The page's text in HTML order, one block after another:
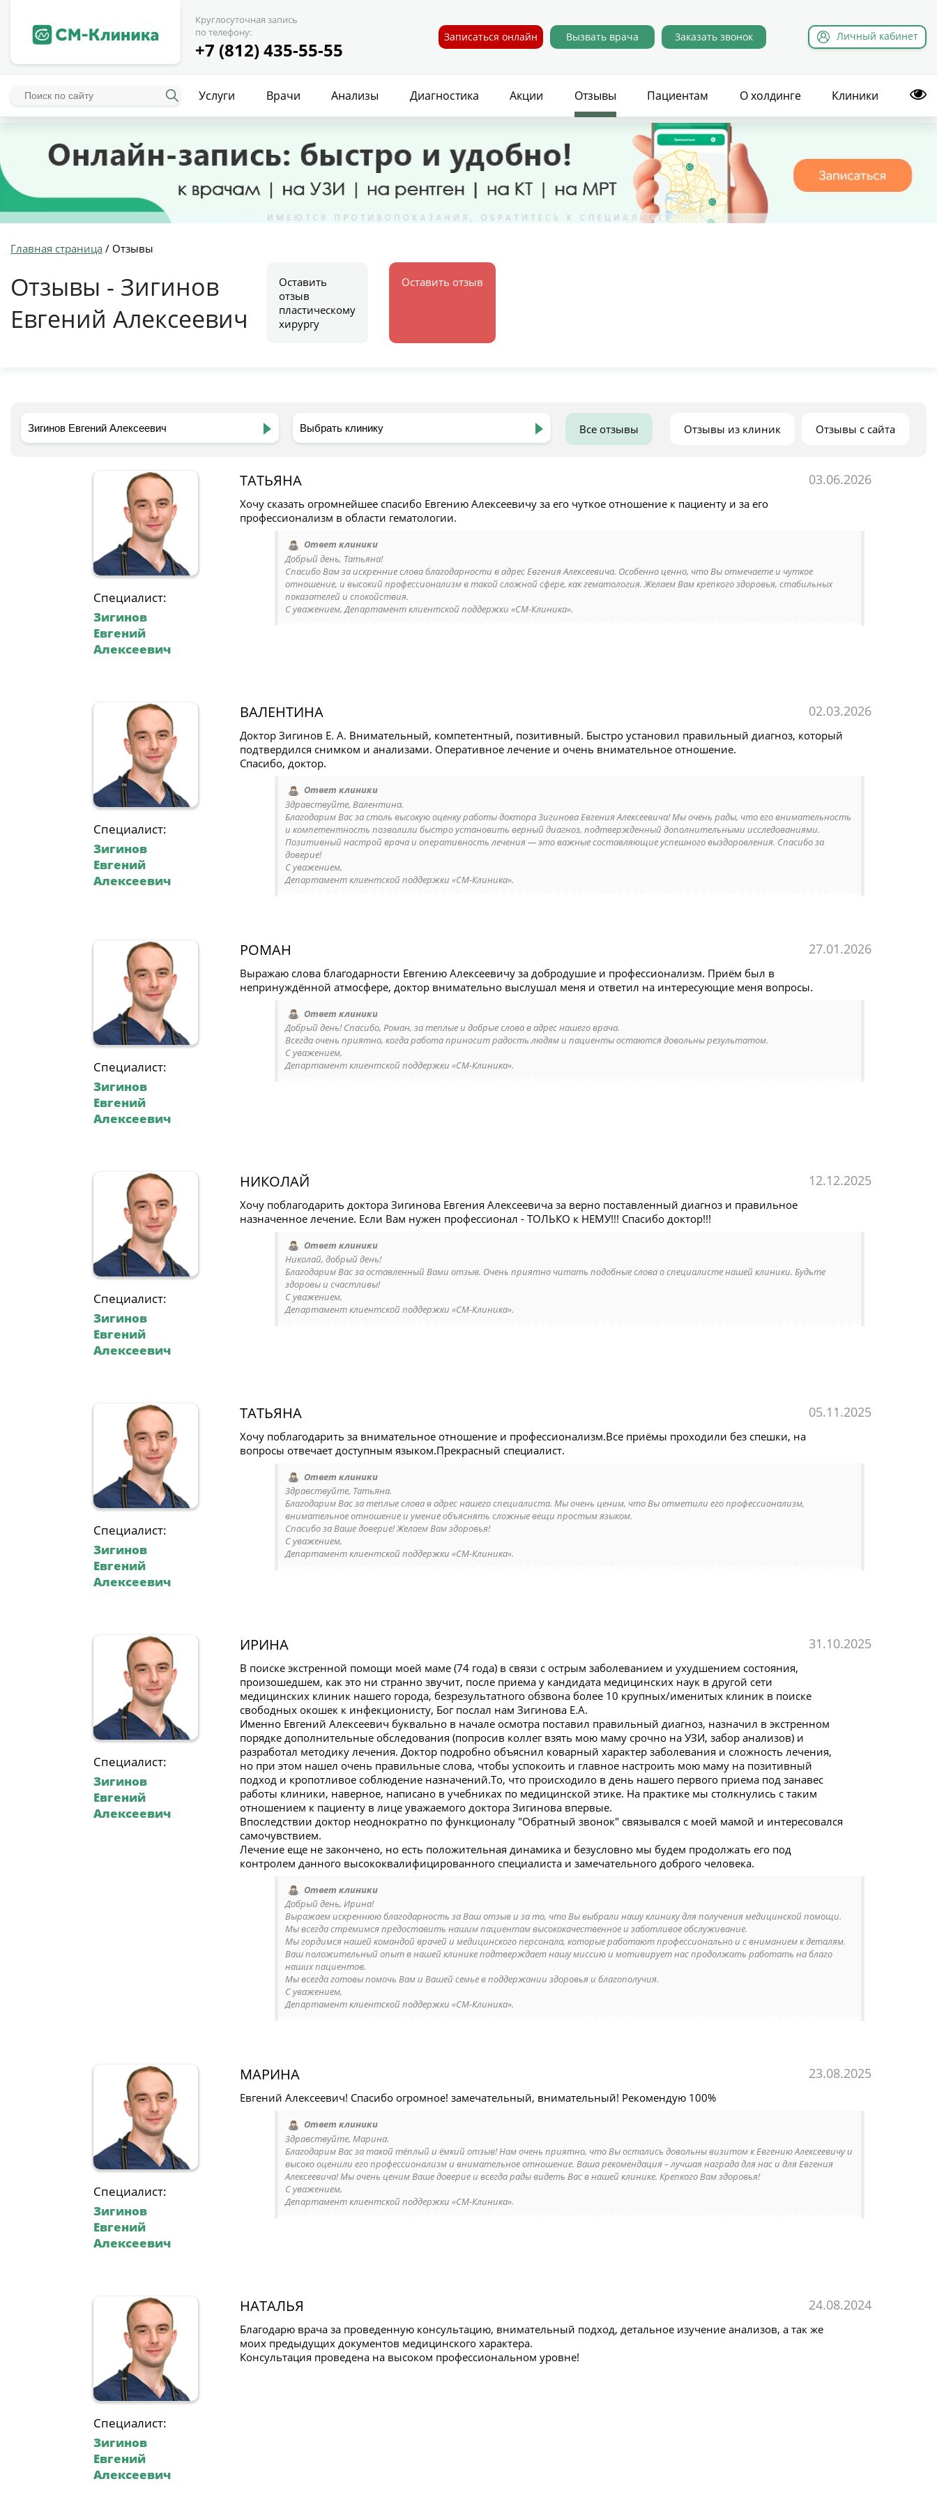
Круглосуточная запись
по телефону:
+7 (812) 435-55-55
Записаться онлайн Вызвать врача Заказать звонок Личный кабинет
Услуги Врачи Анализы Диагностика Акции Отзывы Пациентам О холдинге Клиники
Главная страница / Отзывы
Отзывы - Зигинов
Евгений Алексеевич
Оставить
отзыв
пластическому
хирургу
Оставить отзыв
Отзывы с сайта
Отзывы из клиник
Все отзывы
Специалист:
Зигинов
Евгений
Алексеевич
ТАТЬЯНА 03.06.2026
Хочу сказать огромнейшее спасибо Евгению Алексеевичу за его чуткое отношение к пациенту и за его
профессионализм в области гематологии.
Ответ клиники
Добрый день, Татьяна!
Спасибо Вам за искренние слова благодарности в адрес Евгения Алексеевича. Особенно ценно, что Вы отмечаете и чуткое
отношение, и высокий профессионализм в такой сложной сфере, как гематология. Желаем Вам крепкого здоровья, стабильных
показателей и спокойствия.
С уважением, Департамент клиентской поддержки «СМ-Клиника».
Специалист:
Зигинов
Евгений
Алексеевич
ВАЛЕНТИНА 02.03.2026
Доктор Зигинов Е. А. Внимательный, компетентный, позитивный. Быстро установил правильный диагноз, который
подтвердился снимком и анализами. Оперативное лечение и очень внимательное отношение.
Спасибо, доктор.
Ответ клиники
Здравствуйте, Валентина.
Благодарим Вас за столь высокую оценку работы доктора Зигинова Евгения Алексеевича! Мы очень рады, что его внимательность
и компетентность позволили быстро установить верный диагноз, подтвержденный дополнительными исследованиями.
Позитивный настрой врача и оперативность лечения — это важные составляющие успешного выздоровления. Спасибо за
доверие!
С уважением,
Департамент клиентской поддержки «СМ-Клиника».
Специалист:
Зигинов
Евгений
Алексеевич
РОМАН 27.01.2026
Выражаю слова благодарности Евгению Алексеевичу за добродушие и профессионализм. Приём был в
непринуждённой атмосфере, доктор внимательно выслушал меня и ответил на интересующие меня вопросы.
Ответ клиники
Добрый день! Спасибо, Роман, за теплые и добрые слова в адрес нашего врача.
Всегда очень приятно, когда работа приносит радость людям и пациенты остаются довольны результатом.
С уважением,
Департамент клиентской поддержки «СМ-Клиника».
Специалист:
Зигинов
Евгений
Алексеевич
НИКОЛАЙ 12.12.2025
Хочу поблагодарить доктора Зигинова Евгения Алексеевича за верно поставленный диагноз и правильное
назначенное лечение. Если Вам нужен профессионал - ТОЛЬКО к НЕМУ!!! Спасибо доктор!!!
Ответ клиники
Николай, добрый день!
Благодарим Вас за оставленный Вами отзыв. Очень приятно читать подобные слова о специалисте нашей клиники. Будьте
здоровы и счастливы!
С уважением,
Департамент клиентской поддержки «СМ-Клиника».
Специалист:
Зигинов
Евгений
Алексеевич
ТАТЬЯНА 05.11.2025
Хочу поблагодарить за внимательное отношение и профессионализм.Все приёмы проходили без спешки, на
вопросы отвечает доступным языком.Прекрасный специалист.
Ответ клиники
Здравствуйте, Татьяна.
Благодарим Вас за теплые слова в адрес нашего специалиста. Мы очень ценим, что Вы отметили его профессионализм,
внимательное отношение и умение объяснять сложные вещи простым языком.
Спасибо за Ваше доверие! Желаем Вам здоровья!
С уважением,
Департамент клиентской поддержки «СМ-Клиника».
Специалист:
Зигинов
Евгений
Алексеевич
ИРИНА 31.10.2025
В поиске экстренной помощи моей маме (74 года) в связи с острым заболеванием и ухудшением состояния,
произошедшем, как это ни странно звучит, после приема у кандидата медицинских наук в другой сети
медицинских клиник нашего города, безрезультатного обзвона более 10 крупных/именитых клиник в поиске
свободных окошек к инфекционисту, Бог послал нам Зигинова Е.А.
Именно Евгений Алексеевич буквально в начале осмотра поставил правильный диагноз, назначил в экстренном
порядке дополнительные обследования (попросив коллег взять мою маму срочно на УЗИ, забор анализов) и
разработал методику лечения. Доктор подробно объяснил коварный характер заболевания и сложность лечения,
но при этом нашел очень правильные слова, чтобы успокоить и главное настроить мою маму на позитивный
подход и кропотливое соблюдение назначений.То, что происходило в день нашего первого приема под занавес
работы клиники, наверное, написано в учебниках по медицинской этике. На практике мы столкнулись с таким
отношением к пациенту в лице уважаемого доктора Зигинова впервые.
Впоследствии доктор неоднократно по функционалу "Обратный звонок" связывался с моей мамой и интересовался
самочувствием.
Лечение еще не закончено, но есть положительная динамика и безусловно мы будем продолжать его под
контролем данного высококвалифицированного специалиста и замечательного доброго человека.
Ответ клиники
Добрый день, Ирина!
Выражаем искреннюю благодарность за Ваш отзыв и за то, что Вы выбрали нашу клинику для получения медицинской помощи.
Мы всегда стремимся предоставить нашим пациентам высококачественное и заботливое обслуживание.
Мы гордимся нашей командой врачей и медицинского персонала, которые работают профессионально и с вниманием к деталям.
Ваш положительный опыт в нашей клинике подтверждает нашу миссию и мотивирует нас продолжать работать на благо
наших пациентов.
Мы всегда готовы помочь Вам и Вашей семье в поддержании здоровья и благополучия.
С уважением,
Департамент клиентской поддержки «СМ-Клиника».
Специалист:
Зигинов
Евгений
Алексеевич
МАРИНА 23.08.2025
Евгений Алексеевич! Спасибо огромное! замечательный, внимательный! Рекомендую 100%
Ответ клиники
Здравствуйте, Марина.
Благодарим Вас за такой тёплый и ёмкий отзыв! Нам очень приятно, что Вы остались довольны визитом к Евгению Алексеевичу и
высоко оценили его профессионализм и внимательное отношение. Ваша рекомендация – лучшая награда для нас и для Евгения
Алексеевича! Мы очень ценим Ваше доверие и всегда рады видеть Вас в нашей клинике. Крепкого Вам здоровья!
С уважением,
Департамент клиентской поддержки «СМ-Клиника».
Специалист:
Зигинов
Евгений
Алексеевич
НАТАЛЬЯ 24.08.2024
Благодарю врача за проведенную консультацию, внимательный подход, детальное изучение анализов, а так же
моих предыдущих документов медицинского характера.
Консультация проведена на высоком профессиональном уровне!